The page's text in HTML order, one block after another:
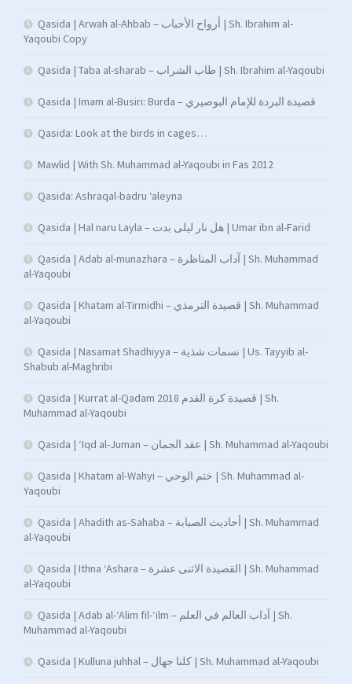
Qasida | Arwah al-Ahbab – أرواح الأحباب | Sh. Ibrahim al-
Yaqoubi Copy
Qasida | Taba al-sharab – طاب الشراب | Sh. Ibrahim al-Yaqoubi
Qasida | Imam al-Busiri: Burda – قصيدة البردة للإمام البوصيري
Qasida: Look at the birds in cages…
Mawlid | With Sh. Muhammad al-Yaqoubi in Fas 2012
Qasida: Ashraqal-badru ‘aleyna
Qasida | Hal naru Layla – هل نار ليلى بدت | Umar ibn al-Farid
Qasida | Adab al-munazhara – آداب المناظرة | Sh. Muhammad
al-Yaqoubi
Qasida | Khatam al-Tirmidhi – قصيدة الترمذي | Sh. Muhammad
al-Yaqoubi
Qasida | Nasamat Shadhiyya – نسمات شذية | Us. Tayyib al-
Shabub al-Maghribi
Qasida | Kurrat al-Qadam 2018 قصيدة كرة القدم | Sh.
Muhammad al-Yaqoubi
Qasida | ‘Iqd al-Juman – عقد الجمان | Sh. Muhammad al-Yaqoubi
Qasida | Khatam al-Wahyi – ختم الوحي | Sh. Muhammad al-
Yaqoubi
Qasida | Ahadith as-Sahaba – أحاديث الصبابة | Sh. Muhammad
al-Yaqoubi
Qasida | Ithna ‘Ashara – القصيدة الاثنى عشرة | Sh. Muhammad
al-Yaqoubi
Qasida | Adab al-‘Alim fil-‘ilm – آداب العالم في العلم | Sh.
Muhammad al-Yaqoubi
Qasida | Kulluna juhhal – كلنا جهال | Sh. Muhammad al-Yaqoubi